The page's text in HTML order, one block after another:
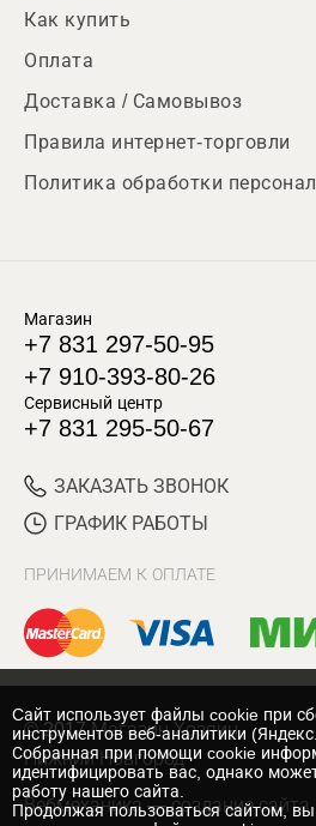
Как купить
Оплата
Доставка / Самовывоз
Правила интернет-торговли
Политика обработки
Магазин
+7 831 297-50-95
+7 910-393-80-26
Сервисный центр
+7 831 295-50-67
ЗАКАЗАТЬ ЗВОНОК
ГРАФИК РАБОТЫ
ПРИНИМАЕМ К ОПЛАТЕ
© 2017 Магазин Хозяин
Нижний Новгород
Вебмеханика — создание сайта
Cайт использует файлы cookie при
инструментов веб-аналитики
Собранная при помощи cookie
идентифицировать вас, однако
работу нашего сайта.
Продолжая пользоваться сайтом, вы